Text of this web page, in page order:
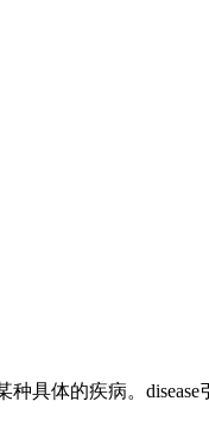
种具体的疾病。